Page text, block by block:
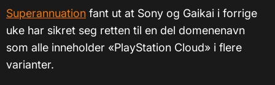
Superannuation fant ut at Sony og Gaikai i forrige
uke har sikret seg retten til en del domenenavn
som alle inneholder «PlayStation Cloud» i flere
varianter.